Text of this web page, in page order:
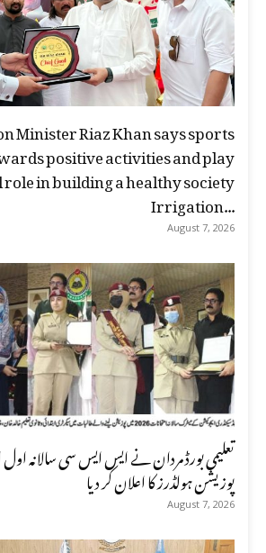
Minister Riaz Khan says sports
positive activities and play
in building a healthy society
Irrigation...
August 7, 2026
پوزیشن ہولڈرز کا اعلان کر دیا
August 7, 2026